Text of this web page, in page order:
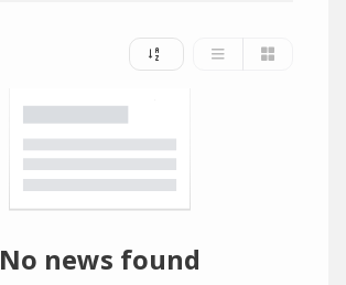
No news found